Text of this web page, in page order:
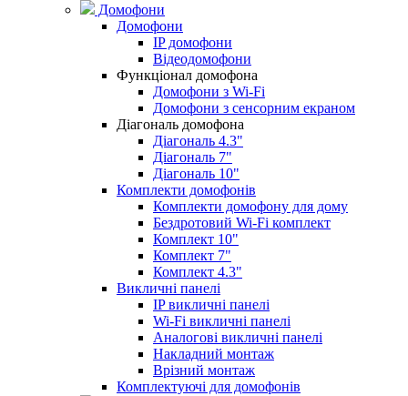
Домофони
Домофони
IP домофони
Відеодомофони
Функціонал домофона
Домофони з Wi-Fi
Домофони з сенсорним екраном
Діагональ домофона
Діагональ 4.3"
Діагональ 7"
Діагональ 10"
Комплекти домофонів
Комплекти домофону для дому
Бездротовий Wi-Fi комплект
Комплект 10"
Комплект 7"
Комплект 4.3"
Викличні панелі
IP викличні панелі
Wi-Fi викличні панелі
Аналогові викличні панелі
Накладний монтаж
Врізний монтаж
Комплектуючі для домофонів